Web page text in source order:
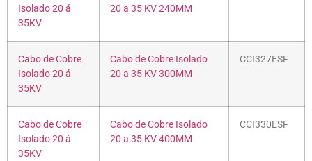
Isolado 20 á
35KV
20 a 35 KV 240MM
Cabo de Cobre
Isolado 20 á
35KV
Cabo de Cobre Isolado
20 a 35 KV 300MM
CCI327ESF
Cabo de Cobre
Isolado 20 á
35KV
Cabo de Cobre Isolado
20 a 35 KV 400MM
CCI330ESF